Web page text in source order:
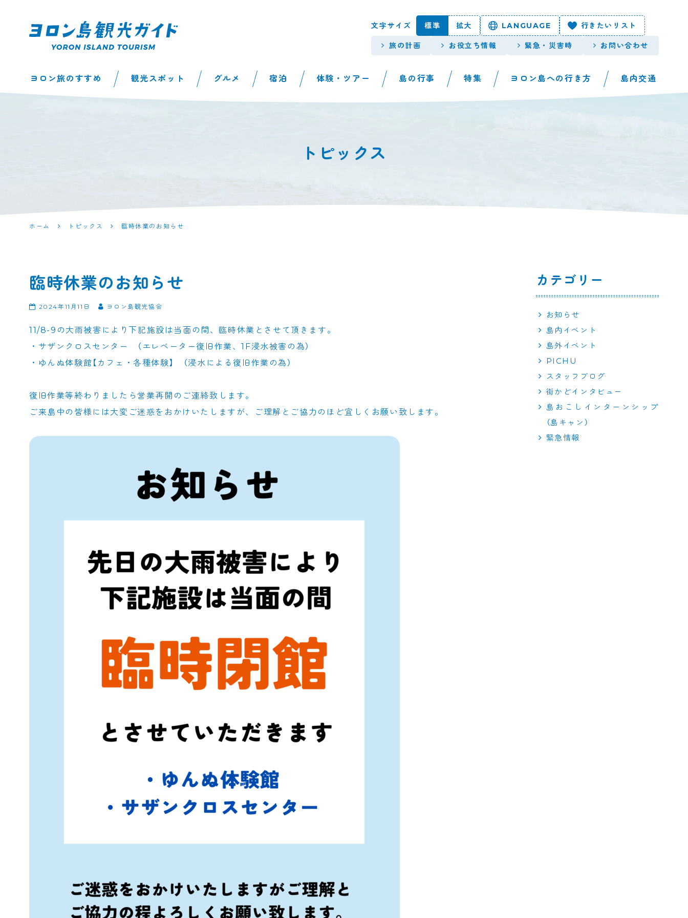
ド | 鹿児島県最南
文字サイズ 標準 拡大 LANGUAGE 行きたいリスト
旅の計画 お役立ち情報 緊急・災害時 お問い合わせ
ヨロン旅のすすめ 観光スポット グルメ 宿泊 体験・ツアー 島の行事 特集 ヨロン島への行き方 島内交通
トピックス
ホーム トピックス 臨時休業のお知らせ
臨時休業のお知らせ
2024年11月11日 ヨロン島観光協会
11/8-9の大雨被害により下記施設は当面の間、臨時休業とさせて頂きます。
・サザンクロスセンター （エレベーター復旧作業、1F浸水被害の為）
・ゆんぬ体験館【カフェ・各種体験】 （浸水による復旧作業の為）
復旧作業等終わりましたら営業再開のご連絡致します。
ご来島中の皆様には大変ご迷惑をおかけいたしますが、ご理解とご協力のほど宜しくお願い致します。
カテゴリー
お知らせ
島内イベント
島外イベント
PICHU
スタッフブログ
街かどインタビュー
島おこしインターンシップ
（島キャン）
緊急情報